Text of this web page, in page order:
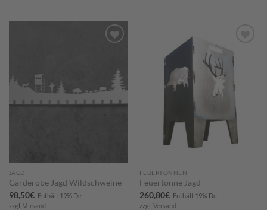
JAGD
Garderobe Jagd Wildschweine
98,50€ Enthält 19% De
zzgl. Versand
Merkzettel
hinzufügen
FEUERTONNEN
Feuertonne Jagd
260,80€ Enthält 19% De
zzgl. Versand